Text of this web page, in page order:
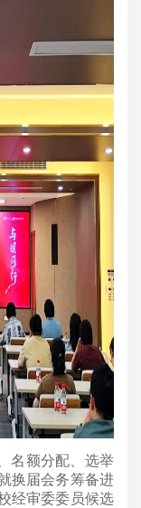
额分配、选举
换届会务筹备进
经审委委员候选